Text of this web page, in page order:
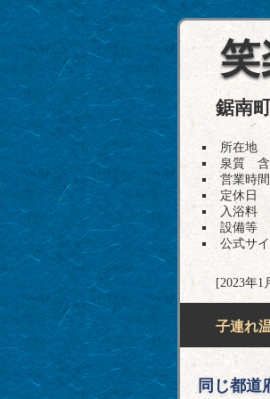
鋸南
所在地
泉質 含
営業時
定休日
入浴料
設備等
公式サ
[2023年1
子連れ
同じ都道